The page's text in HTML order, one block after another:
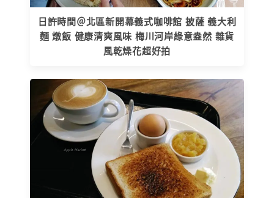
日許時間＠北區新開幕義式咖啡館 披薩 義大利
麵 燉飯 健康清爽風味 梅川河岸綠意盎然 雜貨
風乾燥花超好拍